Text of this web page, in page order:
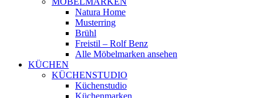
Natura Home
Musterring
Brühl
Freistil – Rolf Benz
Alle Möbelmarken ansehen
KÜCHEN
KÜCHENSTUDIO
Küchenstudio